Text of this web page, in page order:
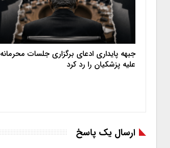
جبهه پایداری ادعای برگزاری جلسات محرمانه
علیه پزشکیان را رد کرد
ارسال یک پاسخ